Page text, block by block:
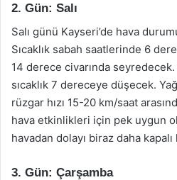
2. Gün: Salı
Salı günü Kayseri’de hava
Sıcaklık sabah saatlerinde 6
14 derece civarında
sıcaklık 7 dereceye düşecek.
rüzgar hızı 15-20 km/saat
hava etkinlikleri için pek uygun
havadan dolayı biraz daha
3. Gün: Çarşamba